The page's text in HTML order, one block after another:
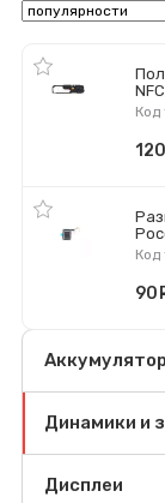
Код
120
Код
90
Динамики и
Дисплеи